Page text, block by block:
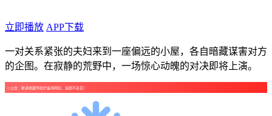
立即播放 APP下载
一对关系紧张的夫妇来到一座偏远的小屋，各自暗藏谋害对方
的企图。在寂静的荒野中，一场惊心动魄的对决即将上演。
☺公告：敬请收藏导航栏备用网址，追剧不走丢！